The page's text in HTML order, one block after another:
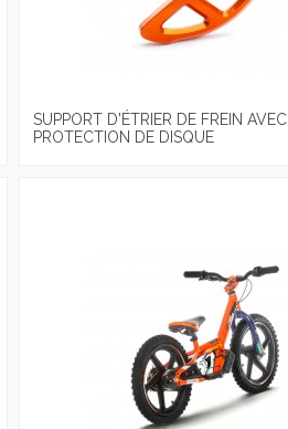
SUPPORT D'ÉTRIER DE FREIN AVEC
PROTECTION DE DISQUE